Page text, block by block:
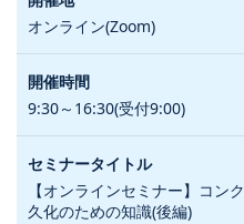
オンライン(Zoom)
9:30～16:30(受付9:00)
【オンラインセミナー】コン
久化のための知識(後編)